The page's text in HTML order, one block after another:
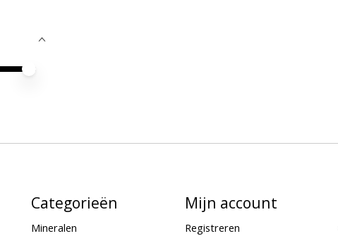
Categorieën
Mineralen
Mijn account
Registreren